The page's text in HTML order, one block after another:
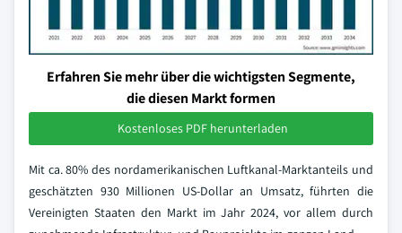
Erfahren Sie mehr über die wichtigsten Segmente,
die diesen Markt formen
Kostenloses PDF herunterladen
Mit ca. 80% des nordamerikanischen Luftkanal-Marktanteils und
geschätzten 930 Millionen US-Dollar an Umsatz, führten die
Vereinigten Staaten den Markt im Jahr 2024, vor allem durch